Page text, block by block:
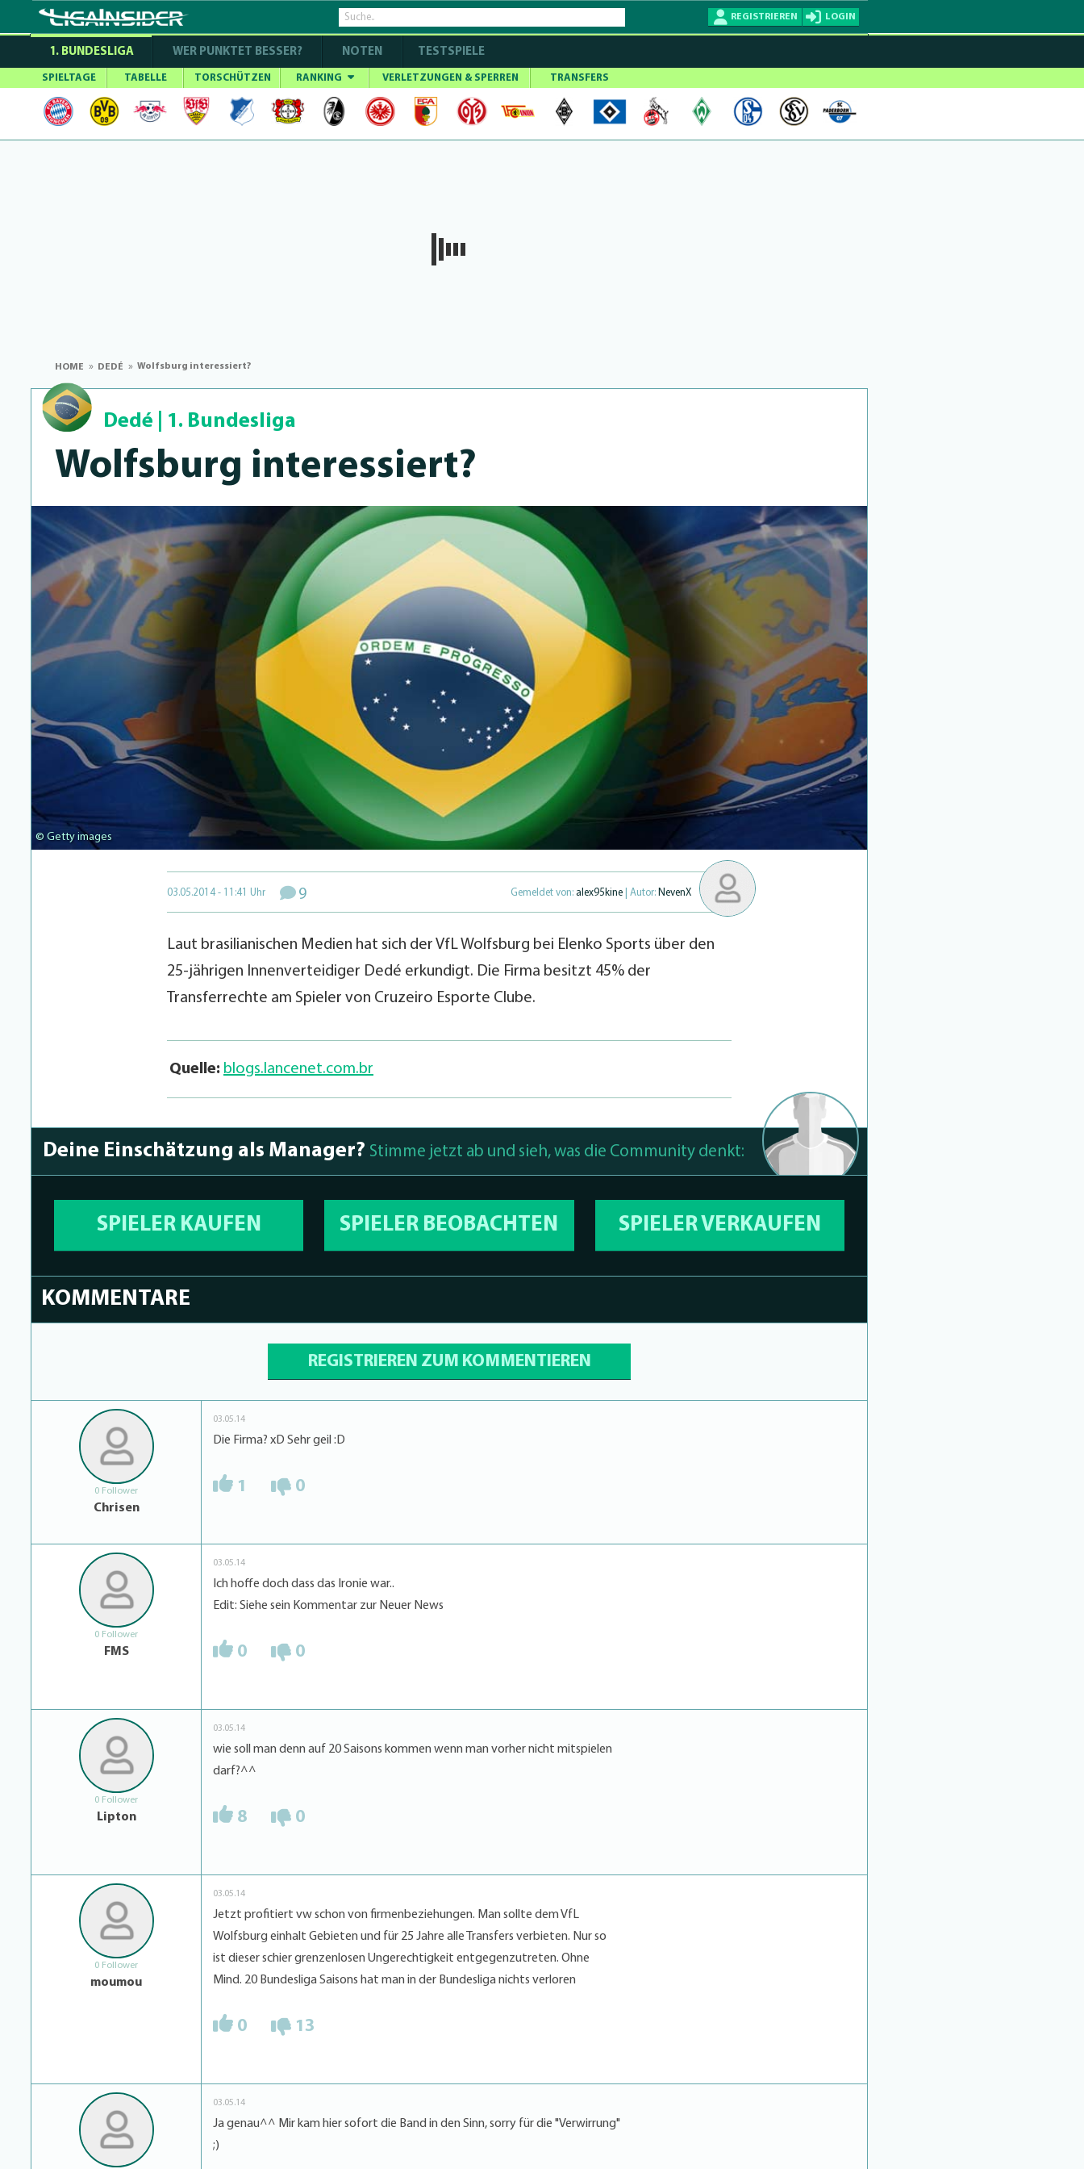
REGISTRIEREN LOGIN
1. BUNDESLIGA WER PUNKTET BESSER? NOTEN TESTSPIELE
SPIELTAGE TABELLE TORSCHÜTZEN RANKING VERLETZUNGEN & SPERREN TRANSFERS
HOME DEDÉ Wolfsburg interessiert?
Dedé 1. Bundesliga
Wolfsburg in­te­res­siert?
© Getty images
03.05.2014 - 11:41 Uhr 9 Gemeldet von: alex95kine | Autor: NevenX
Laut brasilianischen Medien hat sich der VfL Wolfsburg bei Elenko Sports über den
25-jährigen Innenverteidiger Dedé erkundigt. Die Firma besitzt 45% der
Transferrechte am Spieler von Cruzeiro Esporte Clube.
Quelle: blogs.lancenet.com.br
Deine Einschätzung als Manager? Stimme jetzt ab und sieh, was die Community denkt:
SPIELER KAUFEN SPIELER BEOBACHTEN SPIELER VERKAUFEN
KOMMENTARE
REGISTRIEREN ZUM KOMMENTIEREN
0 Follower
Chrisen
03.05.14
Die Firma? xD Sehr geil :D
1 0
0 Follower
FMS
03.05.14
Ich hoffe doch dass das Ironie war..
Edit: Siehe sein Kommentar zur Neuer News
0 0
0 Follower
Lipton
03.05.14
wie soll man denn auf 20 Saisons kommen wenn man vorher nicht mitspielen
darf?^^
8 0
0 Follower
moumou
03.05.14
Jetzt profitiert vw schon von firmenbeziehungen. Man sollte dem VfL
Wolfsburg einhalt Gebieten und für 25 Jahre alle Transfers verbieten. Nur so
ist dieser schier grenzenlosen Ungerechtigkeit entgegenzutreten. Ohne
Mind. 20 Bundesliga Saisons hat man in der Bundesliga nichts verloren
0 13
03.05.14
Ja genau^^ Mir kam hier sofort die Band in den Sinn, sorry für die "Verwirrung"
;)